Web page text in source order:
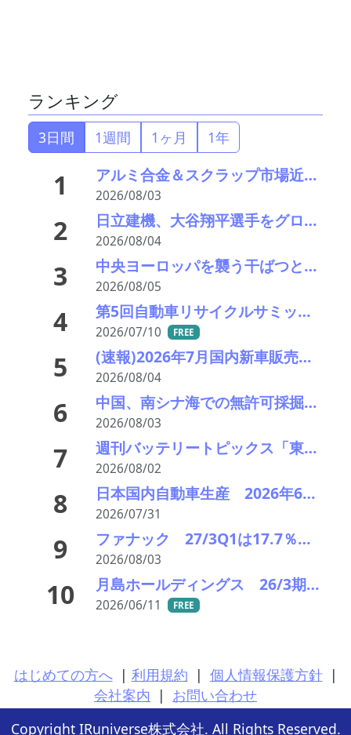
ランキング
3日間 1週間 1ヶ月 1年
1 アルミ合金＆スクラップ市場近況2026＃15 一段と深まる下落市況――「熊本地震による市況への影響は軽微」
2026/08/03
2 日立建機、大谷翔平選手をグローバル・ブランドアンバサダーに—社名変更に向けて刷新
2026/08/04
3 中央ヨーロッパを襲う干ばつと猛暑により、ドナウ川とライン川の水位が過去最低
2026/08/05
4 第5回自動車リサイクルサミット ～再生材料をいかに使うか、違法業者対策、中古車輸出問題を語ろう～
2026/07/10 FREE
5 (速報)2026年7月国内新車販売 41万7千台 前年同月比7%増加 4か月連続プラス
2026/08/04
6 中国、南シナ海での無許可採掘を禁止 フィリピンとの係争域、中国が支配なら海運に影響の可能性
2026/08/03
7 週刊バッテリートピックス「東レが電池向け負極材の新材料」「独ヴァルタが破産申請」など
2026/08/02
8 日本国内自動車生産 2026年6月生産台数 73万7千台 前年同月比6.8%増加
2026/07/31
9 ファナック 27/3Q1は17.7％増収26.1％営業利益増、36.9％受注増と上伸、27/3期を10.5%上方修正
2026/08/03
10 月島ホールディングス 26/3期7.0％増収10.4％営利増で最高益更新、27/3期も2.0％増収11.8％営利増予想で汚泥処理、リン酸回収、2次電池製造プラントなど受注増で収益拡大続きポジティブ評価
2026/06/11 FREE
はじめての方へ | 利用規約 | 個人情報保護方針 |
会社案内 | お問い合わせ
Copyright IRuniverse株式会社. All Rights Reserved.